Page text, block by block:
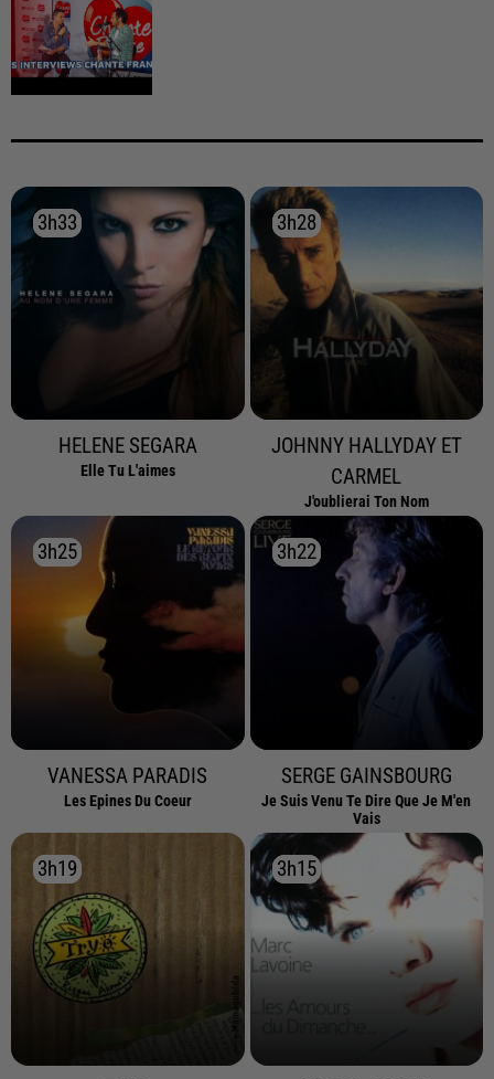
3h33
3h33
HELENE SEGARA
Elle Tu L'aimes
3h28
3h28
JOHNNY HALLYDAY ET
CARMEL
J'oublierai Ton Nom
3h25
3h25
VANESSA PARADIS
Les Epines Du Coeur
3h22
3h22
SERGE GAINSBOURG
Je Suis Venu Te Dire Que Je M'en
Vais
3h19
3h19 3h15
3h15